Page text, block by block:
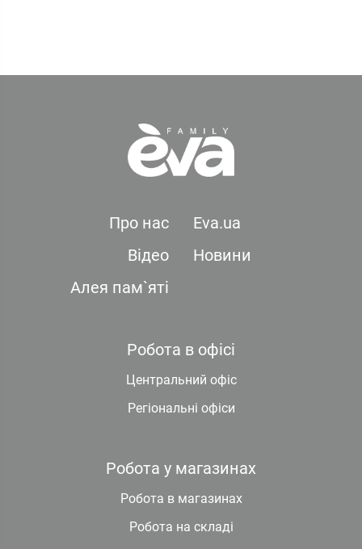
Про нас
Eva.ua
Відео
Новини
Алея пам`яті
Робота в офісі
Центральний офіс
Регіональні офіси
Робота у магазинах
Робота в магазинах
Робота на складі